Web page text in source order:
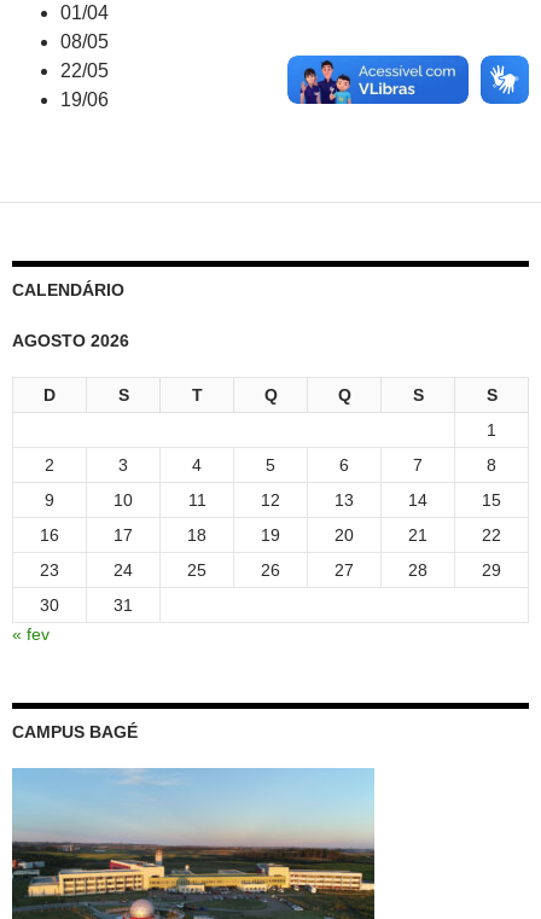
01/04
08/05
22/05
19/06
CALENDÁRIO
AGOSTO 2026
D S T Q Q S
S
1
2
3 4 5 6 7
8
9
10 11 12 13 14
15
16
17 18 19 20 21
22
23
24 25 26 27 28
29
30
31
« fev
CAMPUS BAGÉ